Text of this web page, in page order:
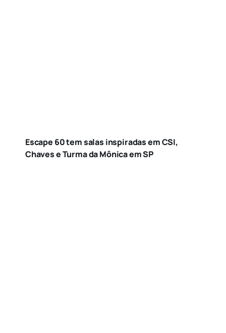
Escape 60 tem salas inspiradas em CSI,
Chaves e Turma da Mônica em SP